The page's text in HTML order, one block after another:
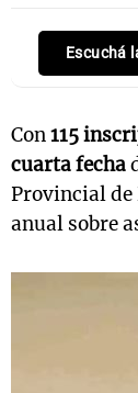
Escuchá
Con115
cuarta fecha
Provincial de
anual sobre